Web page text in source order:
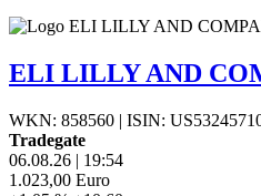
ELI LILLY AND
WKN: 858560 | ISIN:
Tradegate
06.08.26 | 19:54
1.023,00 Euro